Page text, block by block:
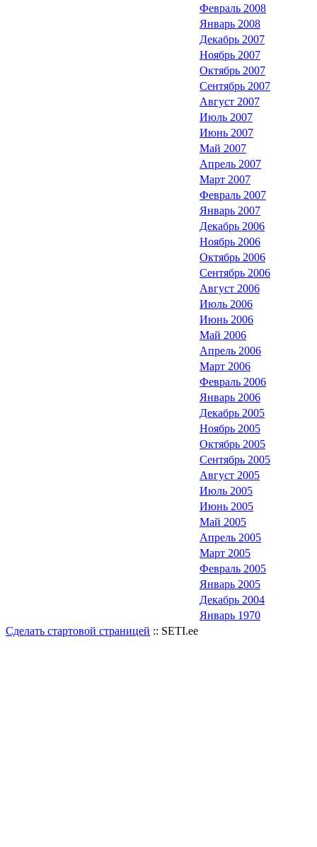
Февраль 2008
Январь 2008
Декабрь 2007
Ноябрь 2007
Октябрь 2007
Сентябрь 2007
Август 2007
Июль 2007
Июнь 2007
Май 2007
Апрель 2007
Март 2007
Февраль 2007
Январь 2007
Декабрь 2006
Ноябрь 2006
Октябрь 2006
Сентябрь 2006
Август 2006
Июль 2006
Июнь 2006
Май 2006
Апрель 2006
Март 2006
Февраль 2006
Январь 2006
Декабрь 2005
Ноябрь 2005
Октябрь 2005
Сентябрь 2005
Август 2005
Июль 2005
Июнь 2005
Май 2005
Апрель 2005
Март 2005
Февраль 2005
Январь 2005
Декабрь 2004
Январь 1970
Сделать стартовой страницей :: SETI.ee